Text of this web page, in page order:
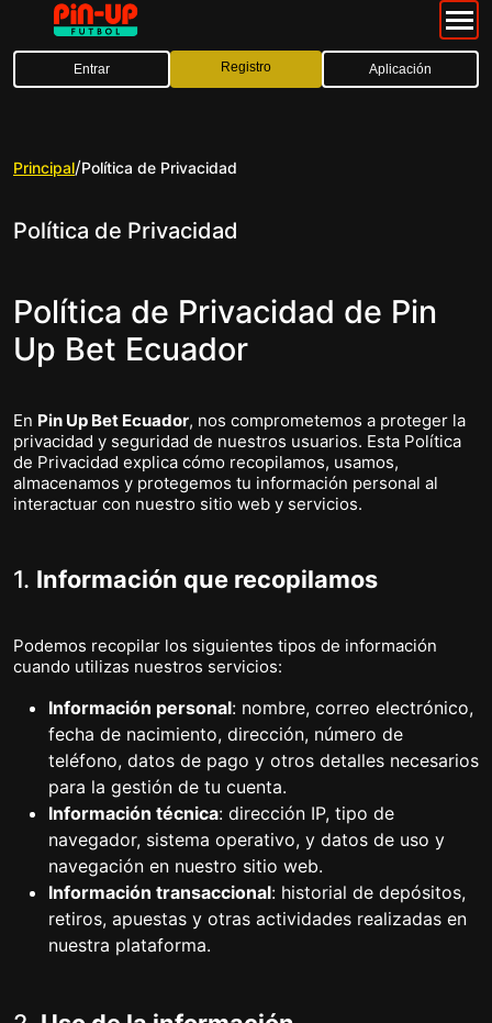
Entrar Registro Aplicación
Principal/Política de Privacidad
Política de Privacidad
Política de Privacidad de Pin
Up Bet Ecuador
En Pin Up Bet Ecuador, nos comprometemos a proteger la
privacidad y seguridad de nuestros usuarios. Esta Política
de Privacidad explica cómo recopilamos, usamos,
almacenamos y protegemos tu información personal al
interactuar con nuestro sitio web y servicios.
1. Información que recopilamos
Podemos recopilar los siguientes tipos de información
cuando utilizas nuestros servicios:
Información personal: nombre, correo electrónico,
fecha de nacimiento, dirección, número de
teléfono, datos de pago y otros detalles necesarios
para la gestión de tu cuenta.
Información técnica: dirección IP, tipo de
navegador, sistema operativo, y datos de uso y
navegación en nuestro sitio web.
Información transaccional: historial de depósitos,
retiros, apuestas y otras actividades realizadas en
nuestra plataforma.